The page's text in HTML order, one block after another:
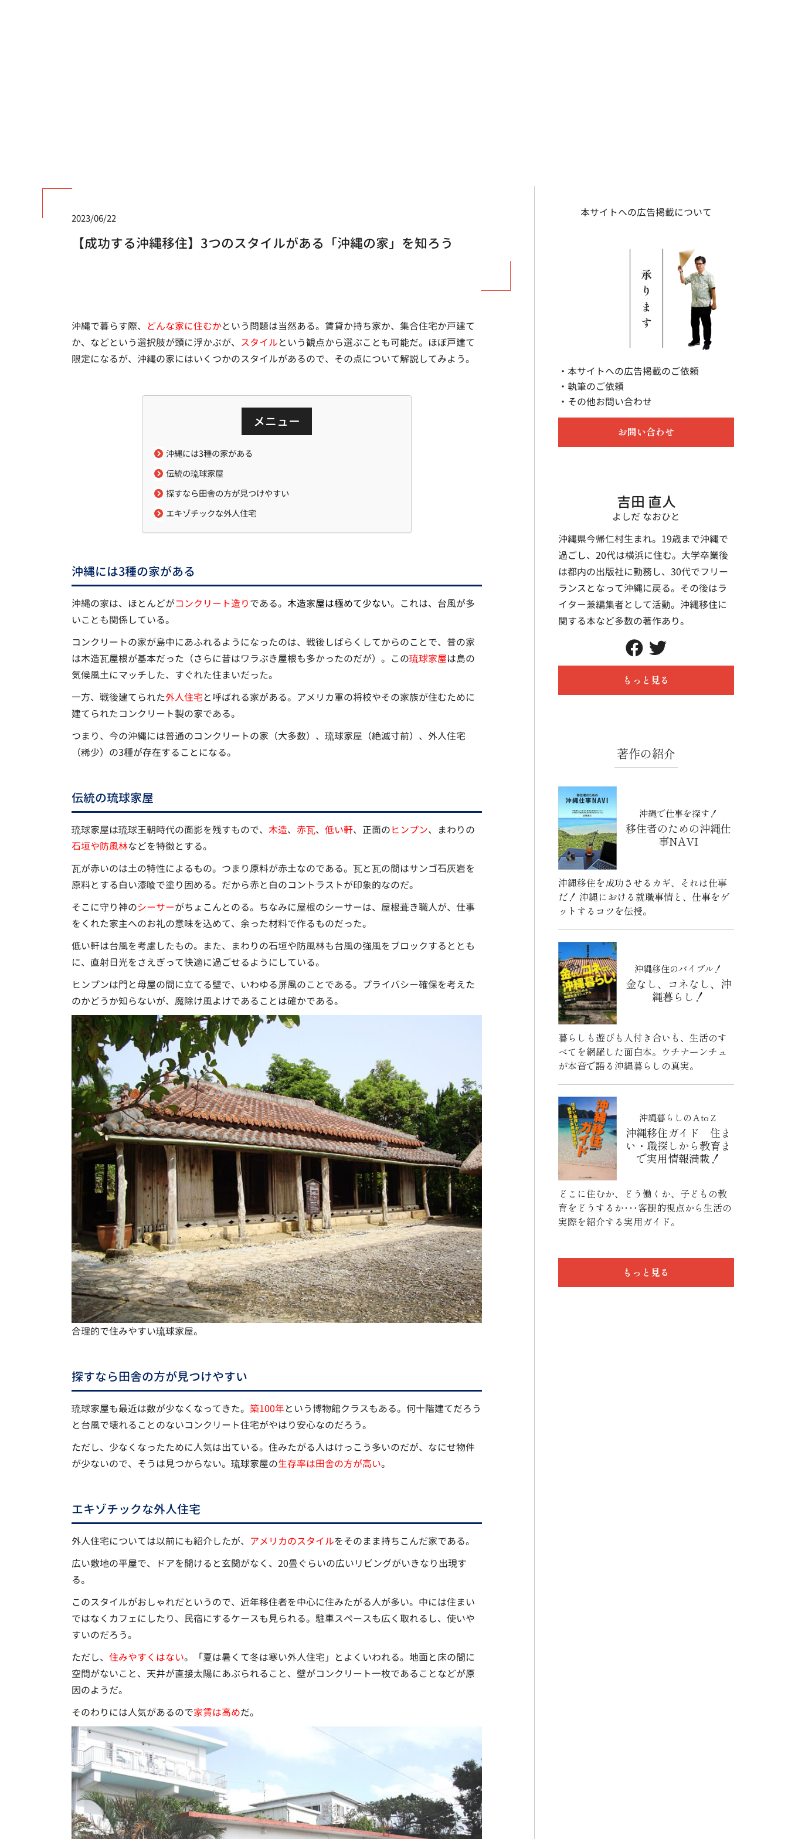
2023/06/22
【成功する沖縄移住】3つのスタイルがある「沖縄の家」を知ろう
沖縄で暮らす際、 どんな家に住むかという問題は当然ある。賃貸か持ち家か、集合住宅か戸建て
か、などという選択肢が頭に浮かぶが、 スタイルという観点から選ぶことも可能だ。ほぼ戸建て
限定になるが、沖縄の家にはいくつかのスタイルがあるので、その点について解説してみよう。
メニュー
沖縄には3種の家がある
伝統の琉球家屋
探すなら田舎の方が見つけやすい
エキゾチックな外人住宅
沖縄には3種の家がある
沖縄の家は、ほとんどがコンクリート造りである。 木造家屋は極めて少ない。これは、台風が多
いことも関係している。
コンクリートの家が島中にあふれるようになったのは、戦後しばらくしてからのことで、昔の家
は木造瓦屋根が基本だった（さらに昔はワラぶき屋根も多かったのだが）。この琉球家屋は島の
気候風土にマッチした、すぐれた住まいだった。
一方、戦後建てられた外人住宅と呼ばれる家がある。アメリカ軍の将校やその家族が住むために
建てられたコンクリート製の家である。
つまり、今の沖縄には普通のコンクリートの家（大多数）、琉球家屋（絶滅寸前）、外人住宅
（稀少）の3種が存在することになる。
伝統の琉球家屋
琉球家屋は琉球王朝時代の面影を残すもので、 木造、 赤瓦、 低い軒、正面のヒンプン、まわりの
石垣や防風林などを特徴とする。
瓦が赤いのは土の特性によるもの。つまり原料が赤土なのである。瓦と瓦の間はサンゴ石灰岩を
原料とする白い漆喰で塗り固める。だから赤と白のコントラストが印象的なのだ。
そこに守り神のシーサーがちょこんとのる。ちなみに屋根のシーサーは、屋根葺き職人が、仕事
をくれた家主へのお礼の意味を込めて、余った材料で作るものだった。
低い軒は台風を考慮したもの。また、まわりの石垣や防風林も台風の強風をブロックするととも
に、直射日光をさえぎって快適に過ごせるようにしている。
ヒンプンは門と母屋の間に立てる壁で、いわゆる屏風のことである。プライバシー確保を考えた
のかどうか知らないが、魔除け風よけであることは確かである。
合理的で住みやすい琉球家屋。
探すなら田舎の方が見つけやすい
琉球家屋も最近は数が少なくなってきた。 築100年という博物館クラスもある。何十階建てだろう
と台風で壊れることのないコンクリート住宅がやはり安心なのだろう。
ただし、少なくなったために人気は出ている。住みたがる人はけっこう多いのだが、なにせ物件
が少ないので、そうは見つからない。琉球家屋の生存率は田舎の方が高い。
エキゾチックな外人住宅
外人住宅については以前にも紹介したが、 アメリカのスタイルをそのまま持ちこんだ家である。
広い敷地の平屋で、ドアを開けると玄関がなく、20畳ぐらいの広いリビングがいきなり出現す
る。
このスタイルがおしゃれだというので、近年移住者を中心に住みたがる人が多い。中には住まい
ではなくカフェにしたり、民宿にするケースも見られる。駐車スペースも広く取れるし、使いや
すいのだろう。
ただし、 住みやすくはない。「夏は暑くて冬は寒い外人住宅」とよくいわれる。地面と床の間に
空間がないこと、天井が直接太陽にあぶられること、壁がコンクリート一枚であることなどが原
因のようだ。
そのわりには人気があるので家賃は高めだ。
本サイトへの広告掲載について
・本サイトへの広告掲載のご依頼
・執筆のご依頼
・その他お問い合わせ
お問い合わせ
吉田 直人
よしだ なおひと
沖縄県今帰仁村生まれ。19歳まで沖縄で
過ごし、20代は横浜に住む。大学卒業後
は都内の出版社に勤務し、30代でフリー
ランスとなって沖縄に戻る。その後はラ
イター兼編集者として活動。沖縄移住に
関する本など多数の著作あり。
もっと見る
著作の紹介
沖縄で仕事を探す！
移住者のための沖縄仕
事NAVI
沖縄移住を成功させるカギ、それは仕事
だ！ 沖縄における就職事情と、仕事をゲ
ットするコツを伝授。
沖縄移住のバイブル！
金なし、コネなし、沖
縄暮らし！
暮らしも遊びも人付き合いも、生活のす
べてを網羅した面白本。ウチナーンチュ
が本音で語る沖縄暮らしの真実。
沖縄暮らしのＡtoＺ
沖縄移住ガイド 住ま
い・職探しから教育ま
で実用情報満載！
どこに住むか、どう働くか、子どもの教
育をどうするか･･･客観的視点から生活の
実際を紹介する実用ガイド。
もっと見る